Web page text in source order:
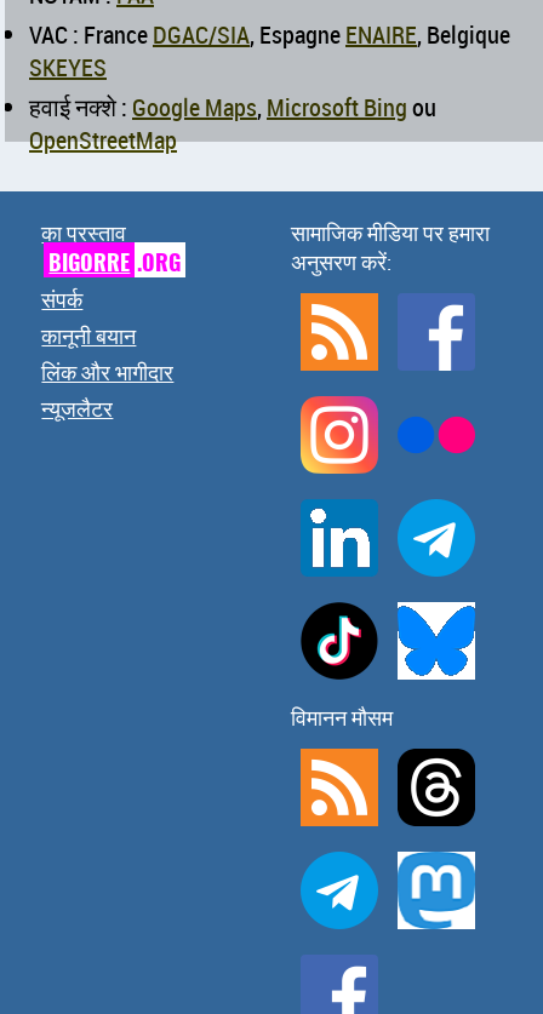
VAC : FranceDGAC/SIA, EspagneENAIRE, Belgique
SKEYES
हवाई नक्शे : Google Maps, Microsoft Bingou
OpenStreetMap
का प्रस्ताव
BIGORRE .ORG
संपर्क
कानूनी बयान
लिंक और भागीदार
न्यूजलैटर
सामाजिक मीडिया पर हमारा
अनुसरण करें:
विमानन मौसम